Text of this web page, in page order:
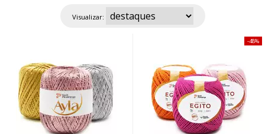
Fashion Egito, Linha Felpa Textil Piratininga e muito mais. Aproveite nossas
ofertas e envio rápido para todo Brasil!
Visualizar:
48%